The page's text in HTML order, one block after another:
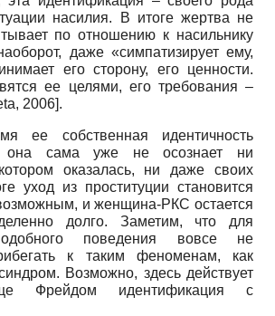
насилия. В итоге жертва не
по отношению к насильнику
даже «симпатизирует ему,
его сторону, его ценности.
ее целями, его требования –
2006].
ее собственная идентичность
она сама уже не осознает ни
оказалась, ни даже своих
уход из проституции становится
и женщина-РКС остается
долго. Заметим, что для
поведения вовсе не
к таким феноменам, как
Возможно, здесь действует
Фрейдом идентификация с